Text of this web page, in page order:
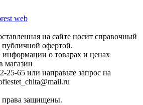
web
на сайте носит справочный
публичной офертой.
о товарах и ценах
магазин
25-65 или направьте запрос на
защищены.